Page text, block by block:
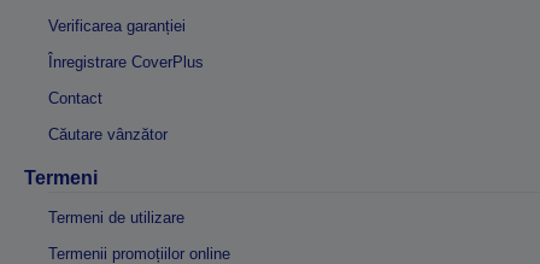
Verificarea garanției
Înregistrare CoverPlus
Contact
Căutare vânzător
Termeni
Termeni de utilizare
Termenii promoțiilor online